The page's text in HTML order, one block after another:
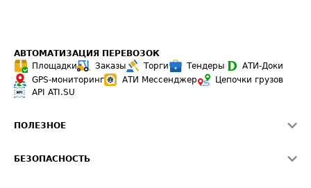
АВТОМАТИЗАЦИЯ ПЕРЕВОЗОК
Площадки
Заказы Торги Тендеры
АТИ-Доки
GPS-мониторинг
АТИ Мессенджер
Цепочки грузов
API ATI.SU
ПОЛЕЗНОЕ
БЕЗОПАСНОСТЬ